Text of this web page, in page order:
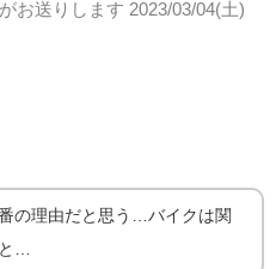
お送りします 2023/03/04(土)
の理由だと思う…バイクは関
…